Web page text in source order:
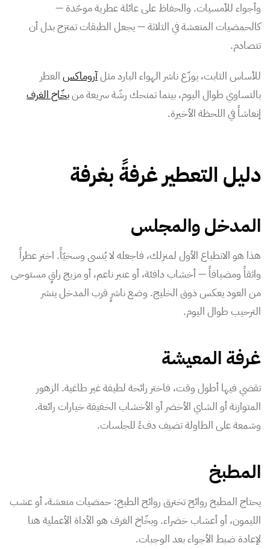
وأجواء للأمسيات. والحفاظ على عائلة عطرية موحّدة —
كالحمضيات المنعشة في الثلاثة — يجعل الطبقات تمتزج بدل أن
تتصادم.
للأساس الثابت، يوزّع ناشر الهواء البارد مثلآروماكس العطر
بالتساوي طوال اليوم، بينما تمنحك رشّة سريعة منبخّاخ الغرف
إنعاشاً في اللحظة الأخيرة.
دليل التعطير غرفةً بغرفة
المدخل والمجلس
هذا هو الانطباع الأول لمنزلك، فاجعله لا يُنسى وسخيّاً. اختر عطراً
واثقاً ومضيافاً — أخشاب دافئة، أو عنبر ناعم، أو مزيج راقٍ مستوحى
من العود يعكس ذوق الخليج. وضع ناشرٍ قرب المدخل ينشر
الترحيب طوال اليوم.
غرفة المعيشة
تقضي فيها أطول وقت، فاختر رائحة لطيفة غير طاغية. الزهور
المتوازنة أو الشاي الأخضر أو الأخشاب الخفيفة خيارات رائعة.
وشمعة على الطاولة تضيف دفءً للجلسات.
المطبخ
يحتاج المطبخ روائح تخترق روائح الطبخ: حمضيات منعشة، أو عشب
الليمون، أو أعشاب خضراء. وبخّاخ الغرف هو الأداة الأعملية هنا
لإعادة ضبط الأجواء بعد الوجبات.